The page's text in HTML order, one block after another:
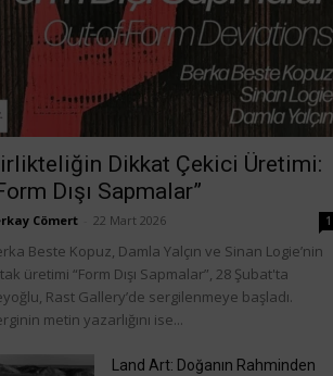
Dikkat Çekici Üretimi:
Dışı Sapmalar”
Cömert 22 Mart 2026 1
Beste Kopuz, Damla Yalçın ve Sinan Logie’nin
üretimi “Form Dışı Sapmalar”, 28 Şubat'ta
Rast Gallery’de sergilenmeye başladı.
metin yazarlığını ise...
Land Art: Doğanın Rahminden